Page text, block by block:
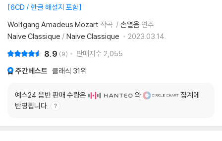
6CD / 한글 해설지 포함
Wolfgang Amadeus Mozart 작곡 손열음 연주
Naive Classique / Naive Classique 2023.03.14.
8.9 9 판매지수 2,055
주간베스트 클래식 31위
예스24 음반 판매 수량은 와
집계에
반영됩니다.